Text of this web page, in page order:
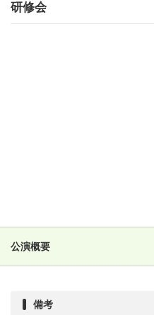
研修会
公演概要
備考